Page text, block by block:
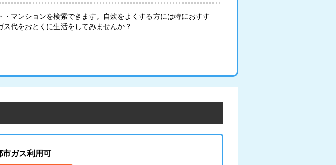
・マンションを検索できます。自炊をよくする方には特におすす
代をおとくに生活をしてみませんか？
市ガス利用可